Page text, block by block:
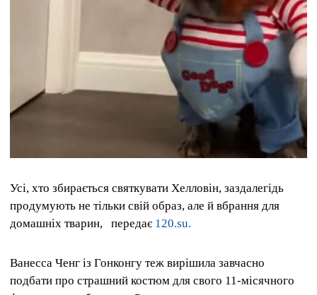
Усі, хто збирається святкувати Хелловін, заздалегідь
продумують не тільки свій образ, але й вбрання для
домашніх тварин, передає 120.su.
Ванесса Ченг із Гонконгу теж вирішила завчасно
подбати про страшний костюм для свого 11-місячного